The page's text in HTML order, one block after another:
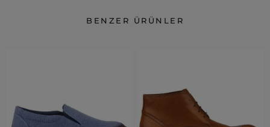
BENZER ÜRÜNLER